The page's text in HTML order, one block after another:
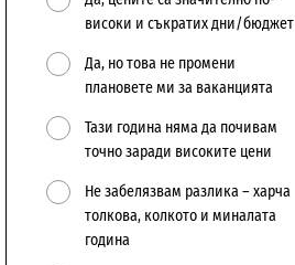
високи и съкратих дни/бюджет
Да, но това не промени
плановете ми за ваканцията
Тази година няма да почивам
точно заради високите цени
Не забелязвам разлика – харча
толкова, колкото и миналата
година